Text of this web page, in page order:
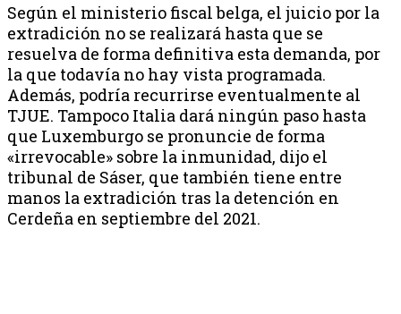
Según el ministerio fiscal belga, el juicio por la
extradición no se realizará hasta que se
resuelva de forma definitiva esta demanda, por
la que todavía no hay vista programada.
Además, podría recurrirse eventualmente al
TJUE. Tampoco Italia dará ningún paso hasta
que Luxemburgo se pronuncie de forma
«irrevocable» sobre la inmunidad, dijo el
tribunal de Sáser, que también tiene entre
manos la extradición tras la detención en
Cerdeña en septiembre del 2021.